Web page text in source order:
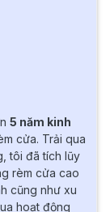
5 năm kinh
cửa. Trải qua
tôi đã tích lũy
rèm cửa cao
cũng như xu
hoạt động